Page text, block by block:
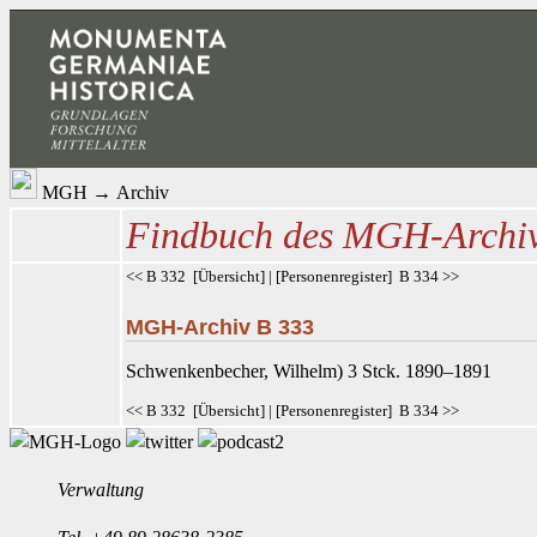
MGH → Archiv
Findbuch des MGH-
<< B 332 [Übersicht] | [Personenregister] B 334 >>
MGH-Archiv B 333
Schwenkenbecher, Wilhelm) 3 Stck. 1890–1891
<< B 332 [Übersicht] | [Personenregister] B 334 >>
Verwaltung